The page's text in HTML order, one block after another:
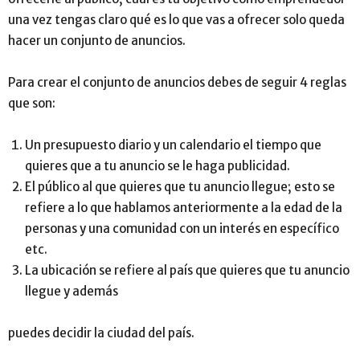
una vez tengas claro qué es lo que vas a ofrecer solo queda
hacer un conjunto de anuncios.
Para crear el conjunto de anuncios debes de seguir 4 reglas
que son:
Un presupuesto diario y un calendario el tiempo que
quieres que a tu anuncio se le haga publicidad.
El público al que quieres que tu anuncio llegue; esto se
refiere a lo que hablamos anteriormente a la edad de la
personas y una comunidad con un interés en específico
etc.
La ubicación se refiere al país que quieres que tu anuncio
llegue y además
puedes decidir la ciudad del país.